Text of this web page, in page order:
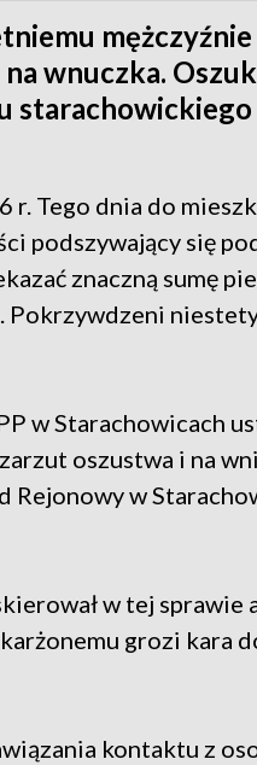
wnuczka.
r. Tego dnia do
podszywający się
znaczną sumę
w Starachowicach
oszustwa i na
Rejonowy w
w tej sprawie
grozi kara
kontaktu z